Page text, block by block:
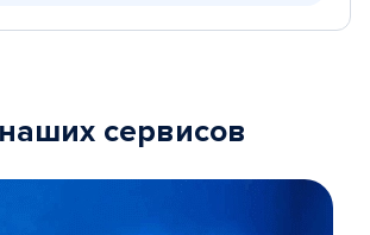
наших сервисов